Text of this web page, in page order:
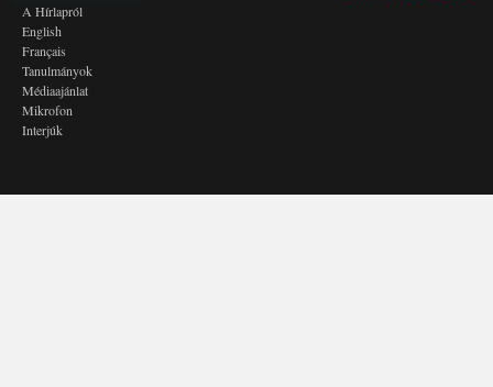
A Hírlapról
English
Français
Tanulmányok
Médiaajánlat
Mikrofon
Interjúk